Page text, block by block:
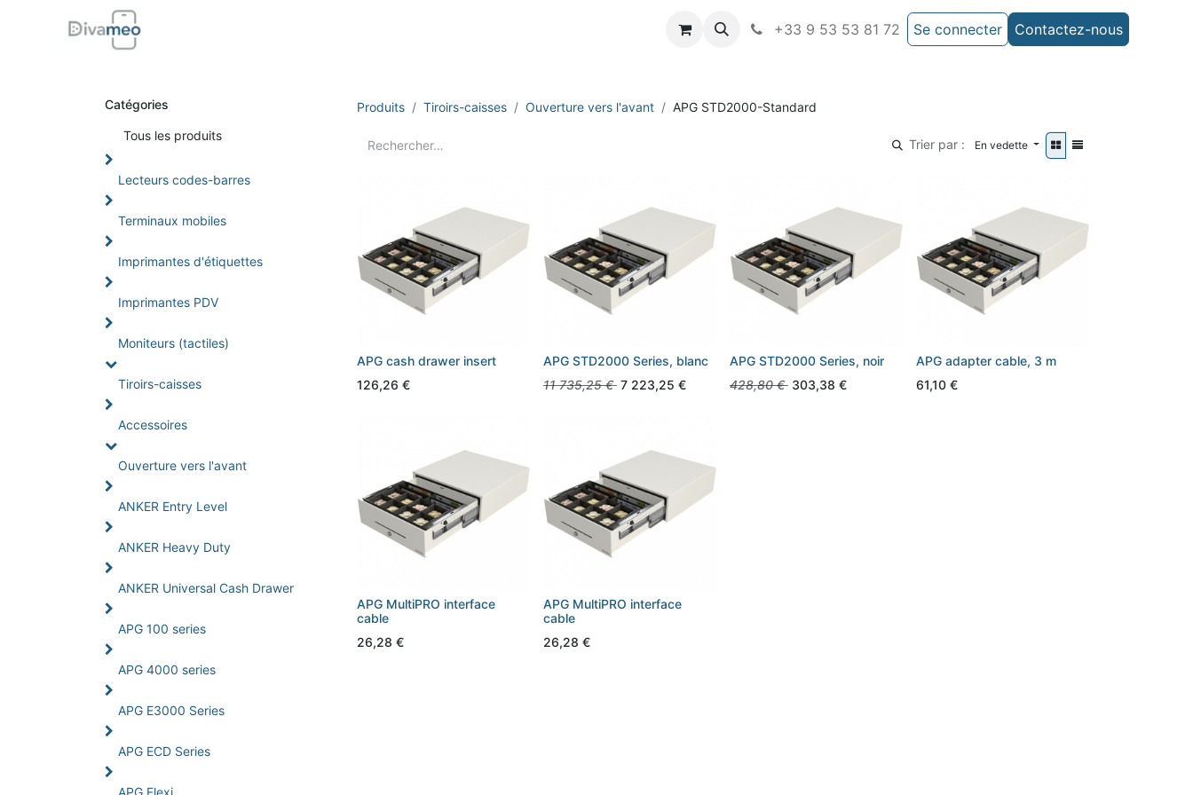
+33 9 53 53 81 72 Se connecter Contactez-nous
Catégories
Tous les produits
Lecteurs codes-barres
Terminaux mobiles
Imprimantes d'étiquettes
Imprimantes PDV
Moniteurs (tactiles)
Tiroirs-caisses
Accessoires
Ouverture vers l'avant
ANKER Entry Level
ANKER Heavy Duty
ANKER Universal Cash Drawer
APG 100 series
APG 4000 series
APG E3000 Series
APG ECD Series
APG Flexi
Produits Tiroirs-caisses Ouverture vers l'avant APG STD2000-Standard
Trier par : En vedette
APG cash drawer insert
126,26 €
APG STD2000 Series, blanc
11 735,25€ 7 223,25 €
APG STD2000 Series, noir
428,80€ 303,38 €
APG adapter cable, 3 m
61,10 €
APG MultiPRO interface
cable
26,28 €
APG MultiPRO interface
cable
26,28 €